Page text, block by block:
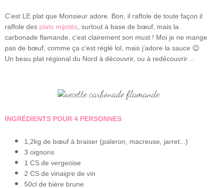
C’est LE plat que Monsieur adore. Bon, il raffole de toute façon il
raffole des plats mijotés , surtout à base de bœuf, mais la
carbonade flamande, c’est clairement son must ! Moi je ne mange
pas de bœuf, comme ça c’est réglé lol, mais j’adore la sauce 😉
Un beau plat régional du Nord à découvrir, ou à redécouvrir…
INGRÉDIENTS POUR 4 PERSONNES
1,2kg de bœuf à braiser (paleron, macreuse, jarret...)
3 oignons
1 CS de vergeoise
2 CS de vinaigre de vin
50cl de bière brune